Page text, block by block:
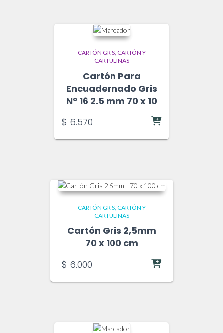
CARTÓN GRIS CARTÓN Y
CARTULINAS
Cartón Para
Encuadernado Gris
Nº 16 2.5 mm 70 x 10
$ 6.570
CARTÓN GRIS CARTÓN Y
CARTULINAS
Cartón Gris 2,5mm
70 x 100 cm
$ 6.000